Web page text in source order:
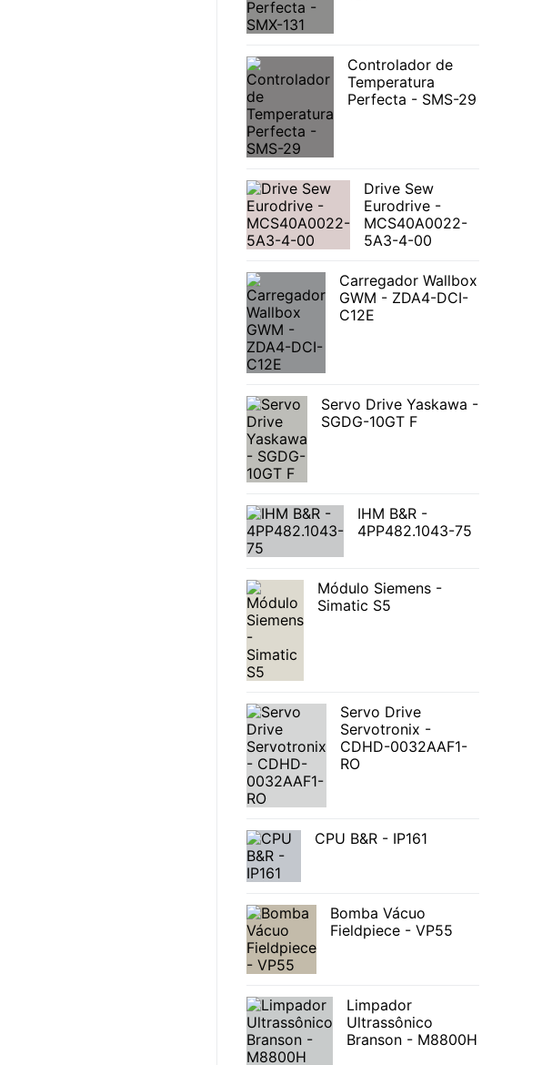
Controlador de
Temperatura
Perfecta - SMS-29
Drive Sew
Eurodrive -
MCS40A0022-
5A3-4-00
Carregador Wallbox
GWM - ZDA4-DCI-
C12E
Servo Drive Yaskawa -
SGDG-10GT F
IHM B&R -
4PP482.1043-75
Módulo Siemens -
Simatic S5
Servo Drive
Servotronix -
CDHD-0032AAF1-
RO
CPU B&R - IP161
Bomba Vácuo
Fieldpiece - VP55
Limpador
Ultrassônico
Branson - M8800H